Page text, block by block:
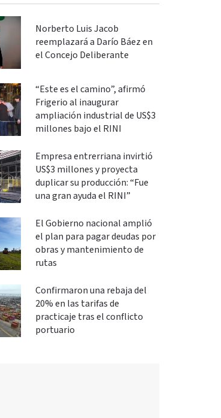
Norberto Luis Jacob
reemplazará a Darío Báez en
el Concejo Deliberante
“Este es el camino”, afirmó
Frigerio al inaugurar
ampliación industrial de US$3
millones bajo el RINI
Empresa entrerriana invirtió
US$3 millones y proyecta
duplicar su producción: “Fue
una gran ayuda el RINI”
El Gobierno nacional amplió
el plan para pagar deudas por
obras y mantenimiento de
rutas
Confirmaron una rebaja del
20% en las tarifas de
practicaje tras el conflicto
portuario